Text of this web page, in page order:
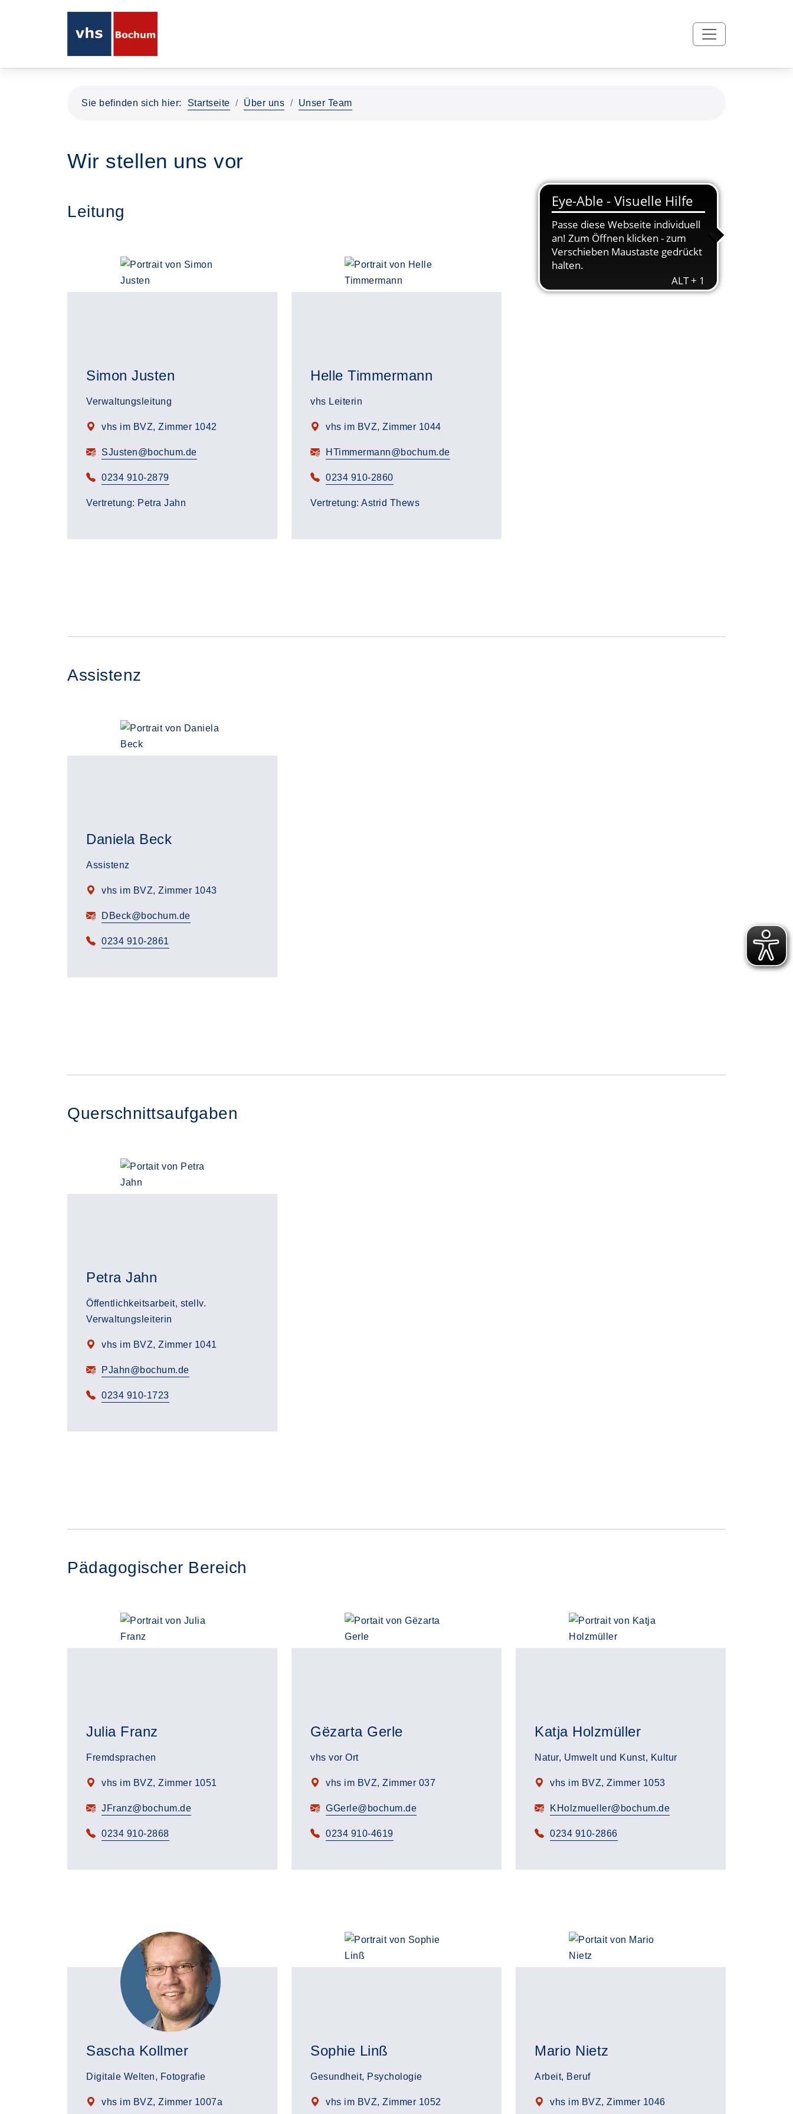
Sie befinden sich hier: Startseite Über uns Unser Team
Wir stellen uns vor
Leitung
Simon Justen
Verwaltungsleitung
vhs im BVZ, Zimmer 1042
SJusten@bochum.de
0234 910-2879
Vertretung: Petra Jahn
Helle Timmermann
vhs Leiterin
vhs im BVZ, Zimmer 1044
HTimmermann@bochum.de
0234 910-2860
Vertretung: Astrid Thews
Assistenz
Daniela Beck
Assistenz
vhs im BVZ, Zimmer 1043
DBeck@bochum.de
0234 910-2861
Querschnittsaufgaben
Petra Jahn
Öffentlichkeitsarbeit, stellv.
Verwaltungsleiterin
vhs im BVZ, Zimmer 1041
PJahn@bochum.de
0234 910-1723
Pädagogischer Bereich
Julia Franz
Fremdsprachen
vhs im BVZ, Zimmer 1051
JFranz@bochum.de
0234 910-2868
Gëzarta Gerle
vhs vor Ort
vhs im BVZ, Zimmer 037
GGerle@bochum.de
0234 910-4619
Katja Holzmüller
Natur, Umwelt und Kunst, Kultur
vhs im BVZ, Zimmer 1053
KHolzmueller@bochum.de
0234 910-2866
Sascha Kollmer
Digitale Welten, Fotografie
vhs im BVZ, Zimmer 1007a
Sophie Linß
Gesundheit, Psychologie
vhs im BVZ, Zimmer 1052
Mario Nietz
Arbeit, Beruf
vhs im BVZ, Zimmer 1046